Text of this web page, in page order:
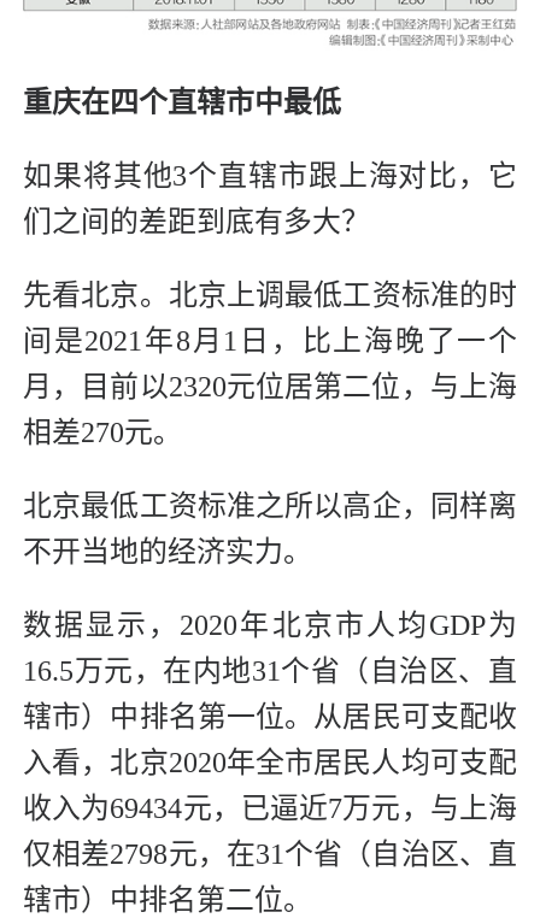
重庆在四个直辖市中最低
如果将其他3个直辖市跟上海对比，它
们之间的差距到底有多大？
先看北京。北京上调最低工资标准的时
间是2021年8月1日，比上海晚了一个
月，目前以2320元位居第二位，与上海
相差270元。
北京最低工资标准之所以高企，同样离
不开当地的经济实力。
数据显示，2020年北京市人均GDP为
16.5万元，在内地31个省（自治区、直
辖市）中排名第一位。从居民可支配收
入看，北京2020年全市居民人均可支配
收入为69434元，已逼近7万元，与上海
仅相差2798元，在31个省（自治区、直
辖市）中排名第二位。